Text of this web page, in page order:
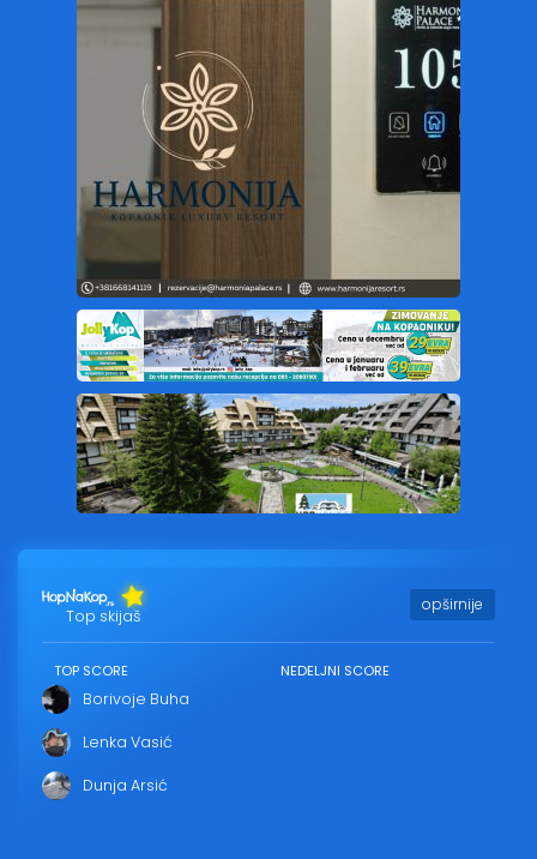
Top skijaš
opširnije
TOP SCORE
Borivoje Buha
Lenka Vasić
Dunja Arsić
NEDELJNI SCORE